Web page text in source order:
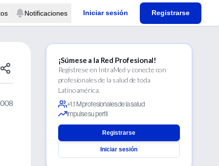
Notificaciones Iniciar sesión Registrarse
¡Súmese a la Red Profesional!
Regístrese en IntraMed y conecte con
profesionales de la salud de toda
Latinoamérica.
+1.1 M profesionales de la salud
Impulse su perfil
Registrarse
Iniciar sesión